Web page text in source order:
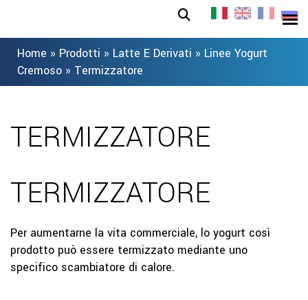
Home » Prodotti » Latte E Derivati » Linee Yogurt
Cremoso » Termizzatore
TERMIZZATORE
TERMIZZATORE
Per aumentarne la vita commerciale, lo yogurt così
prodotto può essere termizzato mediante uno
specifico scambiatore di calore.